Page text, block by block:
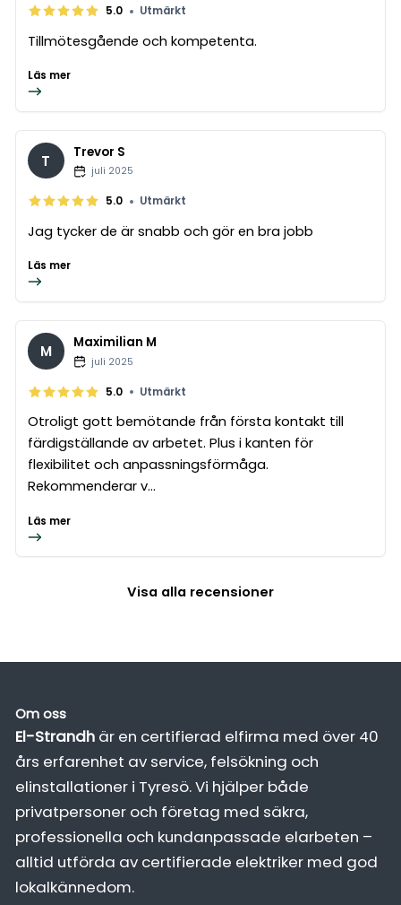
5.0 • Utmärkt
Tillmötesgående och kompetenta.
Läs mer
T Trevor S
juli 2025
5.0 • Utmärkt
Jag tycker de är snabb och gör en bra jobb
Läs mer
M Maximilian M
juli 2025
5.0 • Utmärkt
Otroligt gott bemötande från första kontakt till
färdigställande av arbetet. Plus i kanten för
flexibilitet och anpassningsförmåga.
Rekommenderar v...
Läs mer
Visa alla recensioner
Om oss
El-Strandhär en certifierad elfirma med över 40
års erfarenhet av service, felsökning och
elinstallationer i Tyresö. Vi hjälper både
privatpersoner och företag med säkra,
professionella och kundanpassade elarbeten –
alltid utförda av certifierade elektriker med god
lokalkännedom.